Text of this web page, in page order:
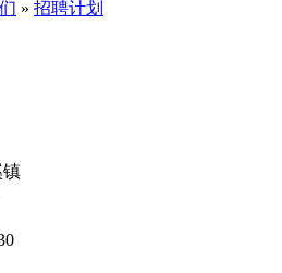
» 招聘计划
镇